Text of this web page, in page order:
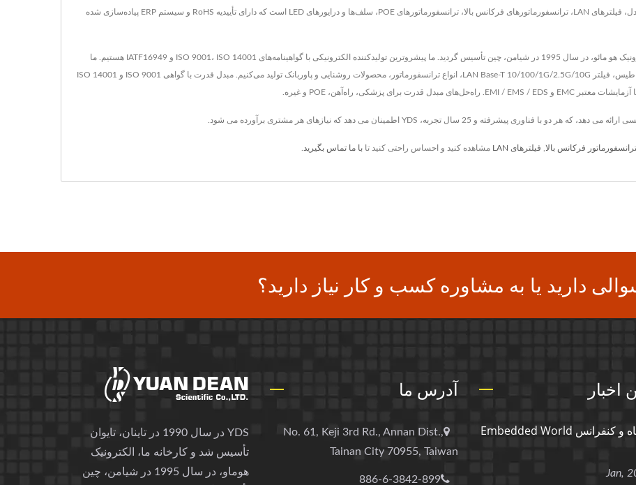
DC، مبدل‌های AC-DC، مغناطیس‌های RJ45، ترانسفورماتورهای مبدل، فیلترهای LAN، ترانسفورماتورهای فرکانس بالا، ترانسفورماتورهای POE، سلف‌ها و درایورهای LED است که دارای تأییدیه RoHS و سیستم ERP پیاده‌سازی شده
YDS در سال 1990 در تاینان، تایوان تأسیس شد و کارخانه ما، الکترونیک هو مائو، در سال 1995 در شیامن، چین تأسیس گردید. ما پیشروترین تولیدکننده الکترونیکی با گواهینامه‌های ISO 9001، ISO 14001 و IATF16949 هستیم. ما
محصولات مختلفی مانند مبدل DC/DC، مبدل AC/DC، RJ45 با مغناطیس، فیلتر LAN Base-T 10/100/1G/2.5G/10G، انواع ترانسفورماتور، محصولات روشنایی و پاوربانک تولید می‌کنیم. مبدل قدرت با گواهی ISO 9001 و ISO 14001
ترانسفورماتور فرکانس بالا, فیلترهای LAN مشاهده کنید و احساس راحتی کنید تا با ما تماس بگیرید.
دارید یا به مشاوره کسب و کار نیاز دارید؟
YDS در سال 1990 در تاینان، تایوان
تأسیس شد و کارخانه ما، الکترونیک
هوماو، در سال 1995 در شیامن، چین
آدرس ما
No. 61, Keji 3rd Rd., Annan Dist.,
Tainan City 70955, Taiwan
886-6-3842-899
اخبار
نمایشگاه و کنفرانس Embedded World